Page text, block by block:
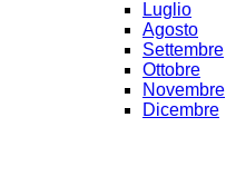
Luglio
Agosto
Settembre
Ottobre
Novembre
Dicembre